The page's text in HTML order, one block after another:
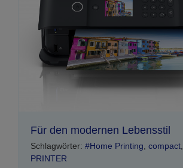
Für den modernen Lebensstil
Schlagwörter: #Home Printing, compact,
PRINTER